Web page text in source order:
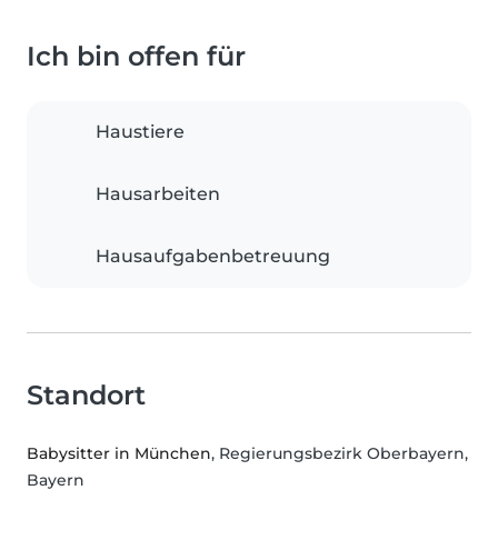
Ich bin offen für
Haustiere
Hausarbeiten
Hausaufgabenbetreuung
Standort
Babysitter in München, Regierungsbezirk Oberbayern,
Bayern